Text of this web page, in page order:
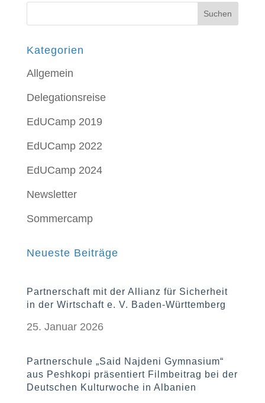
Kategorien
Allgemein
Delegationsreise
EdUCamp 2019
EdUCamp 2022
EdUCamp 2024
Newsletter
Sommercamp
Neueste Beiträge
Partnerschaft mit der Allianz für Sicherheit
in der Wirtschaft e. V. Baden-Württemberg
25. Januar 2026
Partnerschule „Said Najdeni Gymnasium“
aus Peshkopi präsentiert Filmbeitrag bei der
Deutschen Kulturwoche in Albanien